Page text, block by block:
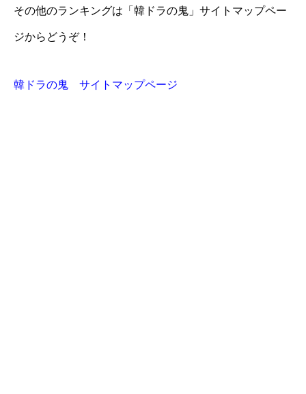
その他のランキングは「韓ドラの鬼」サイトマップペー
ジからどうぞ！
韓ドラの鬼 サイトマップページ